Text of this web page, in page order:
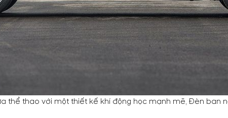
thao với một thiết kế khí động học mạnh mẽ, Đèn ban